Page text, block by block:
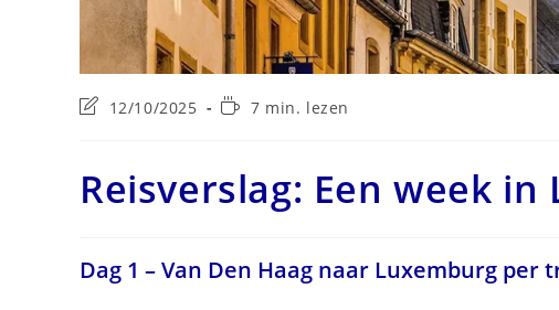
Laatste12/10/2025 Leestijd:
7 min. lezen
Reisverslag: Een week
Dag 1 – Van Den Haag naar Luxemburg per